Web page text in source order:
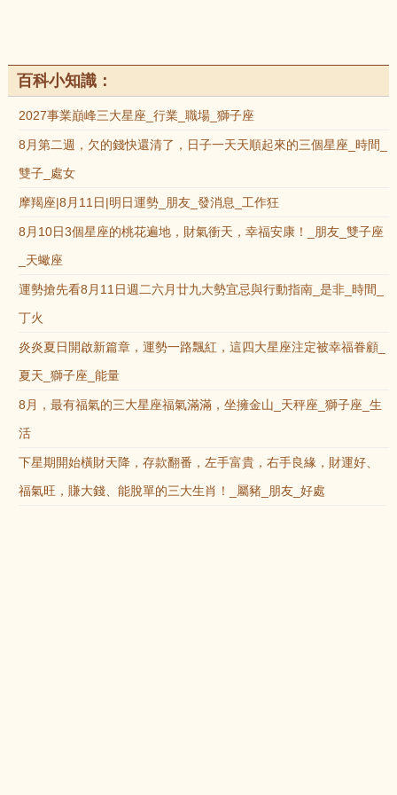
百科小知識：
2027事業巔峰三大星座_行業_職場_獅子座
8月第二週，欠的錢快還清了，日子一天天順起來的三個星座_時間_
雙子_處女
摩羯座|8月11日|明日運勢_朋友_發消息_工作狂
8月10日3個星座的桃花遍地，財氣衝天，幸福安康！_朋友_雙子座
_天蠍座
運勢搶先看8月11日週二六月廿九大勢宜忌與行動指南_是非_時間_
丁火
炎炎夏日開啟新篇章，運勢一路飄紅，這四大星座注定被幸福眷顧_
夏天_獅子座_能量
8月，最有福氣的三大星座福氣滿滿，坐擁金山_天秤座_獅子座_生
活
下星期開始橫財天降，存款翻番，左手富貴，右手良緣，財運好、
福氣旺，賺大錢、能脫單的三大生肖！_屬豬_朋友_好處